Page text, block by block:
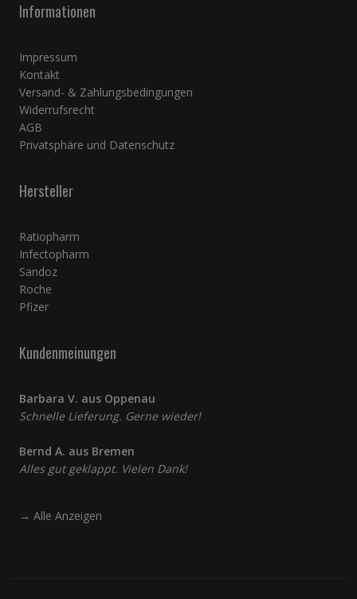
Informationen
Impressum
Kontakt
Versand- & Zahlungsbedingungen
Widerrufsrecht
AGB
Privatsphäre und Datenschutz
Hersteller
Ratiopharm
Infectopharm
Sandoz
Roche
Pfizer
Kundenmeinungen
Barbara V. aus Oppenau
Schnelle Lieferung. Gerne wieder!
Bernd A. aus Bremen
Alles gut geklappt. Vielen Dank!
→ Alle Anzeigen